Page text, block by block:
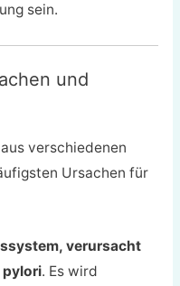
sein.
und
verschiedenen
Ursachen für
verursacht
pylori. Es wird